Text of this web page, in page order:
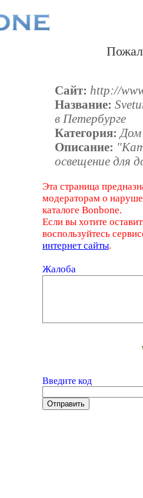
Сайт: http://
Название:
в Петербурге
Категория: Дом
Описание:
освещение для
Эта страница
модераторам о
каталоге Bonbone.
Если вы хотите
воспользуйтесь
интернет сайты.
Жалоба
Введите код